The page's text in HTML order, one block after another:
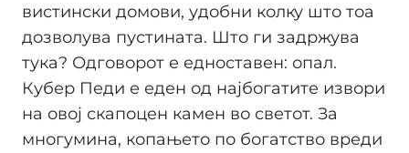
вистински домови, удобни колку што тоа
дозволува пустината. Што ги задржува
тука? Одговорот е едноставен: опал.
Кубер Педи е еден од најбогатите извори
на овој скапоцен камен во светот. За
многумина, копањето по богатство вреди